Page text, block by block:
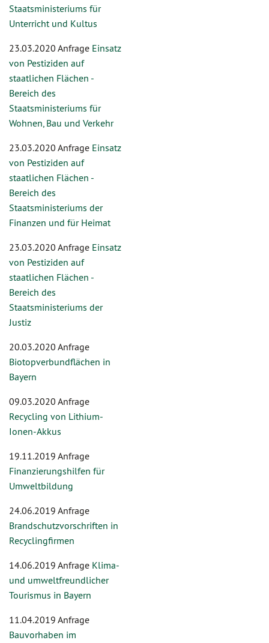
Staatsministeriums für
Unterricht und Kultus
23.03.2020 Anfrage Einsatz
von Pestiziden auf
staatlichen Flächen -
Bereich des
Staatsministeriums für
Wohnen, Bau und Verkehr
23.03.2020 Anfrage Einsatz
von Pestiziden auf
staatlichen Flächen -
Bereich des
Staatsministeriums der
Finanzen und für Heimat
23.03.2020 Anfrage Einsatz
von Pestiziden auf
staatlichen Flächen -
Bereich des
Staatsministeriums der
Justiz
20.03.2020 Anfrage
Biotopverbundflächen in
Bayern
09.03.2020 Anfrage
Recycling von Lithium-
Ionen-Akkus
19.11.2019 Anfrage
Finanzierungshilfen für
Umweltbildung
24.06.2019 Anfrage
Brandschutzvorschriften in
Recyclingfirmen
14.06.2019 Anfrage Klima-
und umweltfreundlicher
Tourismus in Bayern
11.04.2019 Anfrage
Bauvorhaben im